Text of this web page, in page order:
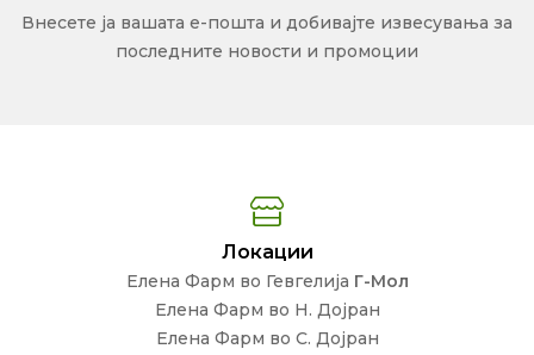
Внесете ја вашата е-пошта и добивајте извесувања за
последните новости и промоции
Локации
Елена Фарм во Гевгелија Г-Мол
Елена Фарм во Н. Дојран
Елена Фарм во С. Дојран